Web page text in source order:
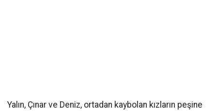
Yalın, Çınar ve Deniz, ortadan kaybolan kızların peşine